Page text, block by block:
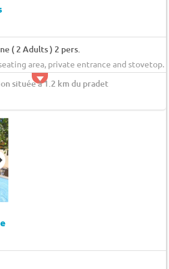
( 2 Adults ) 2 pers.
area, private entrance and stovetop.
située à 1.2 km du pradet